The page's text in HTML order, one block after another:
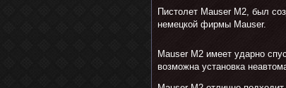
Пистолет Mauser M2, был
немецкой фирмы Mauser.
Mauser M2 имеет ударно
возможна установка